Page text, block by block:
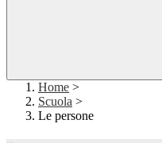
Home >
Scuola >
Le persone